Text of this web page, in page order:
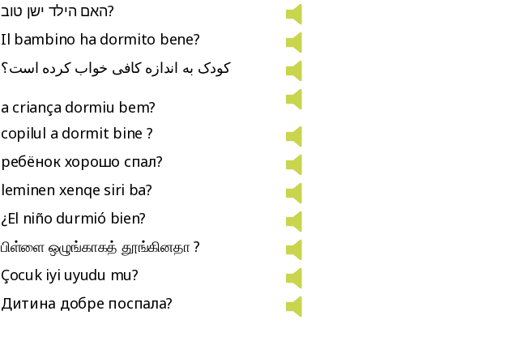
האם הילד ישן טוב?
Il bambino ha dormito bene?
کودک به اندازه کافی خواب کرده است؟
a criança dormiu bem?
copilul a dormit bine ?
ребёнок хорошо спал?
leminen xenqe siri ba?
¿El niño durmió bien?
பிள்ளை ஒழுங்காகத் தூங்கினதா ?
Çocuk iyi uyudu mu?
Дитина добре поспала?